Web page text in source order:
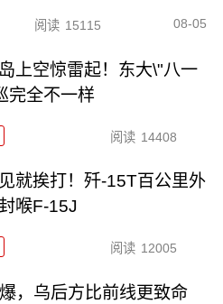
阅读 15115 08-05
上空惊雷起！东大\"八一
完全不一样
阅读 14408
就挨打！歼-15T百公里外
喉F-15J
阅读 12005
，乌后方比前线更致命